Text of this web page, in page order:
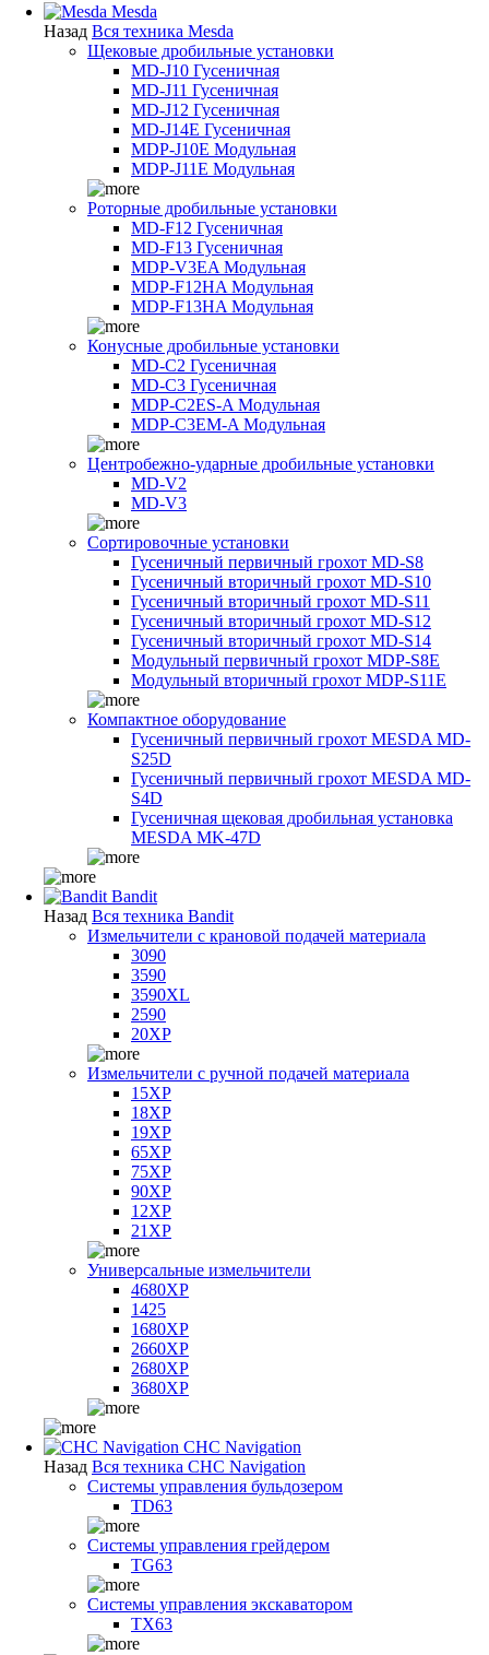
Mesda
Назад Вся техника Mesda
Щековые дробильные установки
MD-J10 Гусеничная
MD-J11 Гусеничная
MD-J12 Гусеничная
MD-J14E Гусеничная
MDP-J10E Модульная
MDP-J11E Модульная
Роторные дробильные установки
MD-F12 Гусеничная
MD-F13 Гусеничная
MDP-V3EA Модульная
MDP-F12HA Модульная
MDP-F13HA Модульная
Конусные дробильные установки
MD-C2 Гусеничная
MD-C3 Гусеничная
MDP-C2ES-A Модульная
MDP-C3EM-A Модульная
Центробежно-ударные дробильные установки
MD-V2
MD-V3
Сортировочные установки
Гусеничный первичный грохот MD-S8
Гусеничный вторичный грохот MD-S10
Гусеничный вторичный грохот MD-S11
Гусеничный вторичный грохот MD-S12
Гусеничный вторичный грохот MD-S14
Модульный первичный грохот MDP-S8E
Модульный вторичный грохот MDP-S11E
Компактное оборудование
Гусеничный первичный грохот MESDA MD-
S25D
Гусеничный первичный грохот MESDA MD-
S4D
Гусеничная щековая дробильная установка
MESDA MK-47D
Bandit
Назад Вся техника Bandit
Измельчители с крановой подачей материала
3090
3590
3590XL
2590
20XP
Измельчители с ручной подачей материала
15XP
18XP
19XP
65XP
75XP
90XP
12XP
21XP
Универсальные измельчители
4680XP
1425
1680XP
2660XP
2680XP
3680XP
CHC Navigation
Назад Вся техника CHC Navigation
Системы управления бульдозером
TD63
Системы управления грейдером
TG63
Системы управления экскаватором
TX63